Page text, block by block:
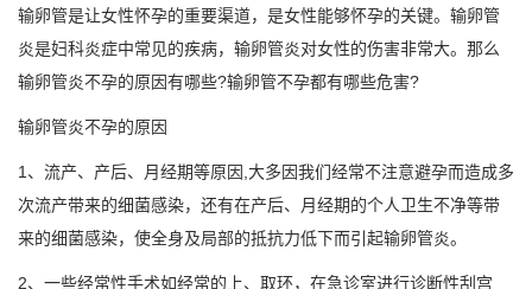
输卵管是让女性怀孕的重要渠道，是女性能够怀孕的关键。输卵管
炎是妇科炎症中常见的疾病，输卵管炎对女性的伤害非常大。那么
输卵管炎不孕的原因有哪些?输卵管不孕都有哪些危害?
输卵管炎不孕的原因
1、流产、产后、月经期等原因,大多因我们经常不注意避孕而造成多
次流产带来的细菌感染，还有在产后、月经期的个人卫生不净等带
来的细菌感染，使全身及局部的抵抗力低下而引起输卵管炎。
2、一些经常性手术如经常的上、取环，在急诊室进行诊断性刮宫